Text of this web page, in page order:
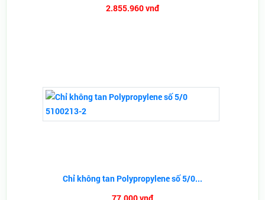
2.855.960 vnđ
Chỉ không tan Polypropylene số 5/0...